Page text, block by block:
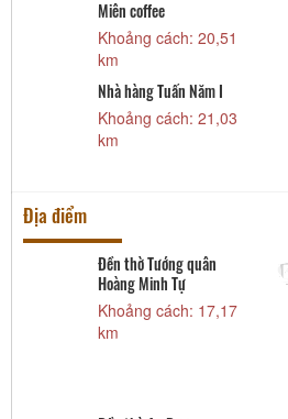
Miên coffee
Khoảng cách: 20,51
km
Nhà hàng Tuấn Năm I
Khoảng cách: 21,03
km
Địa điểm
Đền thờ Tướng quân
Hoàng Minh Tự
Khoảng cách: 17,17
km